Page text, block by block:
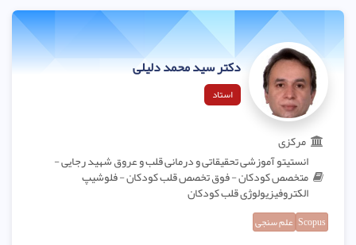
دکتر سید محمد دلیلی
استاد
مرکزی
انستیتو آموزشی تحقیقاتی و درمانی قلب و عروق شهید رجایی -
متخصص کودکان - فوق تخصص قلب کودکان - فلوشیپ
الکتروفیزیولوژی قلب کودکان
Scopus علم سنجی